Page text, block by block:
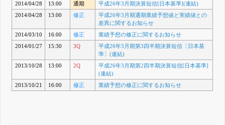
2014/04/28
13:00 通期
平成26年3月期決算短信[日本基準](連結)
2014/04/28
13:00 修正
平成26年3月期通期業績予想値と実績値との
差異に関するお知らせ
2014/03/10
16:00 修正
業績予想の修正に関するお知らせ
2014/01/27
15:30 3Q
平成26年3月期第3四半期決算短信〔日本基
準〕(連結)
2013/10/28
13:00 2Q
平成26年3月期第2四半期決算短信[日本基準]
(連結)
2013/10/21
16:00 修正 業績予想の修正に関するお知らせ